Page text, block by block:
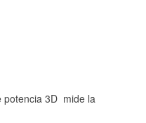
potencia 3D mide la